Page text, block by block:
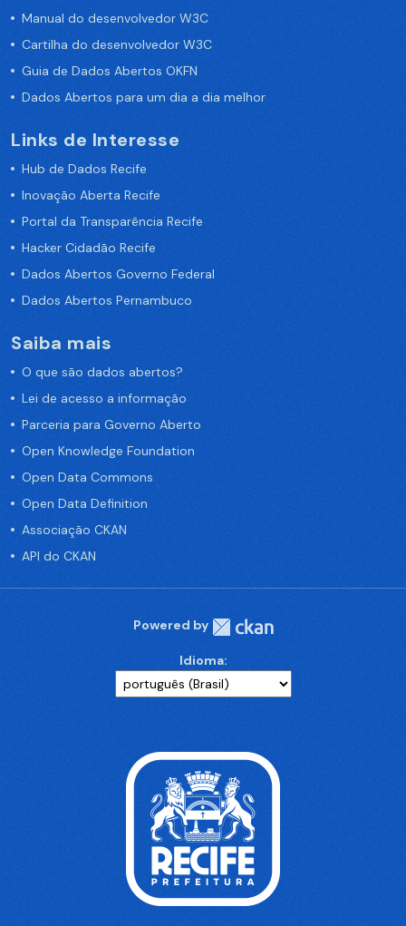
Manual do desenvolvedor W3C
Cartilha do desenvolvedor W3C
Guia de Dados Abertos OKFN
Dados Abertos para um dia a dia melhor
Links de Interesse
Hub de Dados Recife
Inovação Aberta Recife
Portal da Transparência Recife
Hacker Cidadão Recife
Dados Abertos Governo Federal
Dados Abertos Pernambuco
Saiba mais
O que são dados abertos?
Lei de acesso a informação
Parceria para Governo Aberto
Open Knowledge Foundation
Open Data Commons
Open Data Definition
Associação CKAN
API do CKAN
Powered by
Idioma